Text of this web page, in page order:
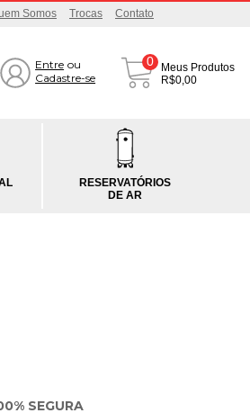
Somos Trocas Contato
Entre ou
Cadastre-se
0
Meus Produtos
R$0,00
RESERVATÓRIOS
DE AR
SEGURA